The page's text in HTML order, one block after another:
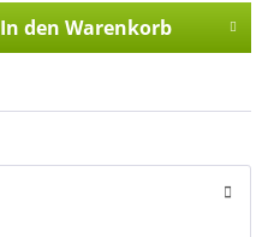
In den Warenkorb